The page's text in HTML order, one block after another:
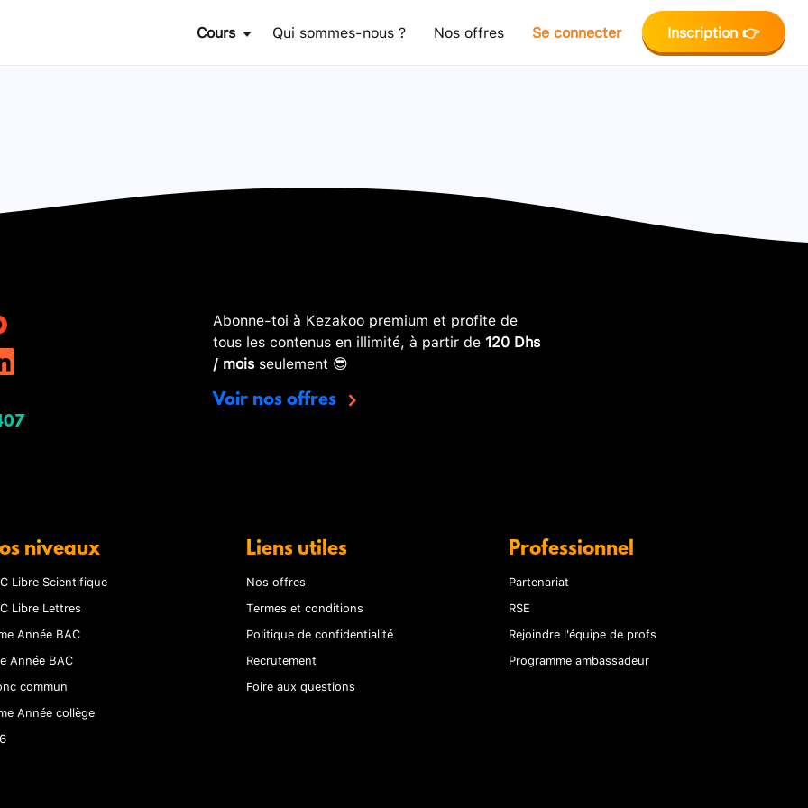
Cours Qui sommes-nous ? Nos offres Se connecter Inscription 👉
Abonne-toi à Kezakoo premium et profite de
tous les contenus en illimité, à partir de 120 Dhs
/ moisseulement 😎
Voir nos offres
niveaux
Libre Scientifique
Libre Lettres
Année BAC
Année BAC
commun
Année collège
Liens utiles
Nos offres
Termes et conditions
Politique de confidentialité
Recrutement
Foire aux questions
Professionnel
Partenariat
RSE
Rejoindre l'équipe de profs
Programme ambassadeur